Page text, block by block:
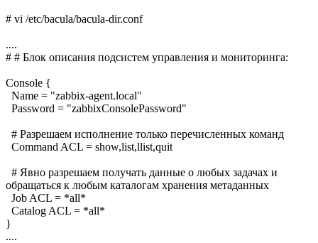
# vi /etc/bacula/bacula-dir.conf
....
# # Блок описания подсистем управления и мониторинга:
Console {
Name = "zabbix-agent.local"
Password = "zabbixConsolePassword"
# Разрешаем исполнение только перечисленных команд
Command ACL = show,list,llist,quit
# Явно разрешаем получать данные о любых задачах и
обращаться к любым каталогам хранения метаданных
Job ACL = *all*
Catalog ACL = *all*
}
....